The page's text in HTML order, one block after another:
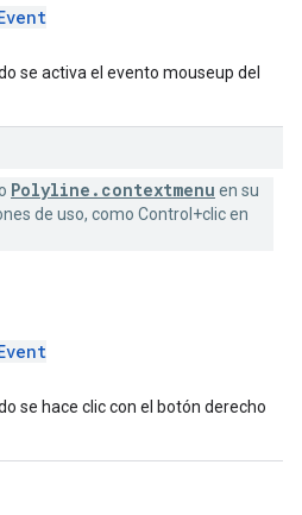
se activa el evento mouseup del
Polyline.contextmenu en su
de uso, como Control+clic en
se hace clic con el botón derecho